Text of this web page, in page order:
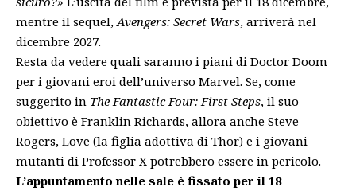
mentre il sequel, Avengers: Secret Wars, arriverà nel
dicembre 2027.
Resta da vedere quali saranno i piani di Doctor Doom
per i giovani eroi dell’universo Marvel. Se, come
suggerito in The Fantastic Four: First Steps, il suo
obiettivo è Franklin Richards, allora anche Steve
Rogers, Love (la figlia adottiva di Thor) e i giovani
mutanti di Professor X potrebbero essere in pericolo.
L’appuntamento nelle sale è fissato per il 18